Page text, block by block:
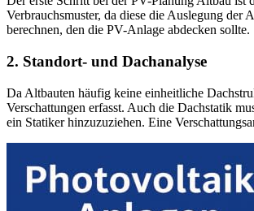
Verbrauchsmuster, da diese die Auslegung
berechnen, den die PV-Anlage abdecken sollte.
2. Standort- und Dachanalyse
Da Altbauten häufig keine einheitliche
Verschattungen erfasst. Auch die Dachstatik
ein Statiker hinzuzuziehen. Eine